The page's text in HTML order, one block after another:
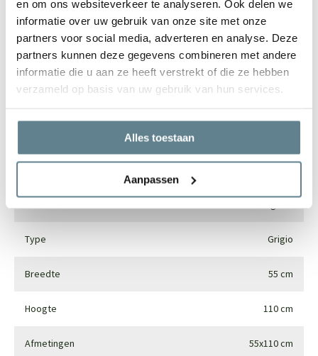
en om ons websiteverkeer te analyseren. Ook delen we
informatie over uw gebruik van onze site met onze
partners voor social media, adverteren en analyse. Deze
partners kunnen deze gegevens combineren met andere
informatie die u aan ze heeft verstrekt of die ze hebben
verzameld op basis van uw gebruik van hun services.
Alles toestaan
Aanpassen
Specificaties
Type Grigio
Breedte 55 cm
Hoogte 110 cm
Afmetingen 55x110 cm